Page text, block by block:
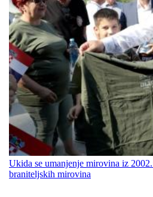
Ukida se umanjenje mirovina iz
braniteljskih mirovina